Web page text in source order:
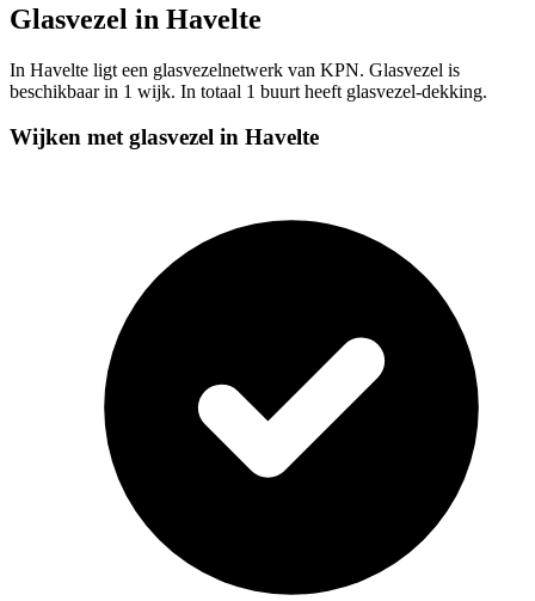
Glasvezel in Havelte
In Havelte ligt een glasvezelnetwerk van KPN. Glasvezel is
beschikbaar in 1 wijk. In totaal 1 buurt heeft glasvezel-dekking.
Wijken met glasvezel in Havelte